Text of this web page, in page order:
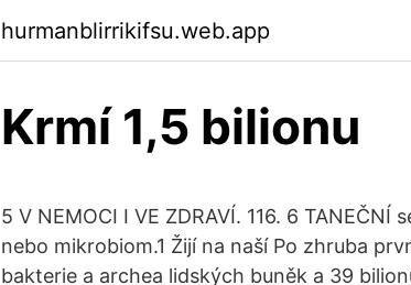
hurmanblirrikifsu.web.app
Krmí 1,5 bilionu
5 V NEMOCI I VE ZDRAVÍ. 116. 6
nebo mikrobiom.1 Žijí na naší Po zhruba
bakterie a archea lidských buněk a 39